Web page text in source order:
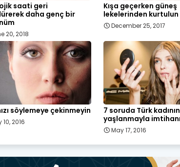
saati geri
daha genç bir
20, 2018
Kışa geçerken güneş
lekelerinden kurtulun
December 25, 2017
söylemeye çekinmeyin
10, 2016
7 soruda Türk kadının
yaşlanmayla
May 17, 2016